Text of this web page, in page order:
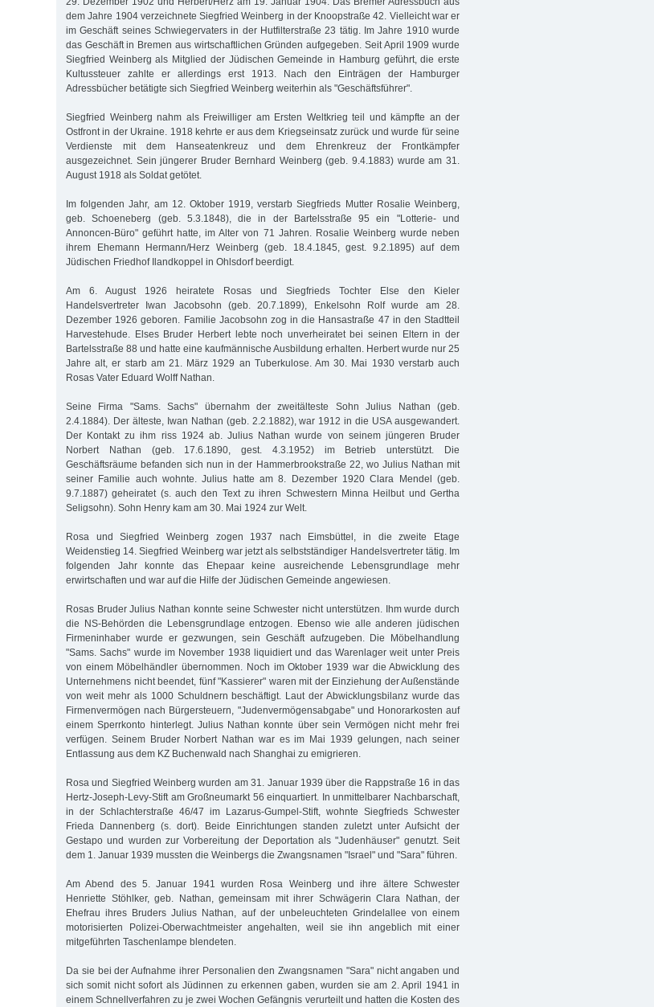
dem Jahre 1904 verzeichnete Siegfried Weinberg in der Knoopstraße 42. Vielleicht war er
im Geschäft seines Schwiegervaters in der Hutfilterstraße 23 tätig. Im Jahre 1910 wurde
das Geschäft in Bremen aus wirtschaftlichen Gründen aufgegeben. Seit April 1909 wurde
Siegfried Weinberg als Mitglied der Jüdischen Gemeinde in Hamburg geführt, die erste
Kultussteuer zahlte er allerdings erst 1913. Nach den Einträgen der Hamburger
Adressbücher betätigte sich Siegfried Weinberg weiterhin als "Geschäftsführer".
Siegfried Weinberg nahm als Freiwilliger am Ersten Weltkrieg teil und kämpfte an der
Ostfront in der Ukraine. 1918 kehrte er aus dem Kriegseinsatz zurück und wurde für seine
Verdienste mit dem Hanseatenkreuz und dem Ehrenkreuz der Frontkämpfer
ausgezeichnet. Sein jüngerer Bruder Bernhard Weinberg (geb. 9.4.1883) wurde am 31.
August 1918 als Soldat getötet.
Im folgenden Jahr, am 12. Oktober 1919, verstarb Siegfrieds Mutter Rosalie Weinberg,
geb. Schoeneberg (geb. 5.3.1848), die in der Bartelsstraße 95 ein "Lotterie- und
Annoncen-Büro" geführt hatte, im Alter von 71 Jahren. Rosalie Weinberg wurde neben
ihrem Ehemann Hermann/Herz Weinberg (geb. 18.4.1845, gest. 9.2.1895) auf dem
Jüdischen Friedhof Ilandkoppel in Ohlsdorf beerdigt.
Am 6. August 1926 heiratete Rosas und Siegfrieds Tochter Else den Kieler
Handelsvertreter Iwan Jacobsohn (geb. 20.7.1899), Enkelsohn Rolf wurde am 28.
Dezember 1926 geboren. Familie Jacobsohn zog in die Hansastraße 47 in den Stadtteil
Harvestehude. Elses Bruder Herbert lebte noch unverheiratet bei seinen Eltern in der
Bartelsstraße 88 und hatte eine kaufmännische Ausbildung erhalten. Herbert wurde nur 25
Jahre alt, er starb am 21. März 1929 an Tuberkulose. Am 30. Mai 1930 verstarb auch
Rosas Vater Eduard Wolff Nathan.
Seine Firma "Sams. Sachs" übernahm der zweitälteste Sohn Julius Nathan (geb.
2.4.1884). Der älteste, Iwan Nathan (geb. 2.2.1882), war 1912 in die USA ausgewandert.
Der Kontakt zu ihm riss 1924 ab. Julius Nathan wurde von seinem jüngeren Bruder
Norbert Nathan (geb. 17.6.1890, gest. 4.3.1952) im Betrieb unterstützt. Die
Geschäftsräume befanden sich nun in der Hammerbrookstraße 22, wo Julius Nathan mit
seiner Familie auch wohnte. Julius hatte am 8. Dezember 1920 Clara Mendel (geb.
9.7.1887) geheiratet (s. auch den Text zu ihren Schwestern Minna Heilbut und Gertha
Seligsohn). Sohn Henry kam am 30. Mai 1924 zur Welt.
Rosa und Siegfried Weinberg zogen 1937 nach Eimsbüttel, in die zweite Etage
Weidenstieg 14. Siegfried Weinberg war jetzt als selbstständiger Handelsvertreter tätig. Im
folgenden Jahr konnte das Ehepaar keine ausreichende Lebensgrundlage mehr
erwirtschaften und war auf die Hilfe der Jüdischen Gemeinde angewiesen.
Rosas Bruder Julius Nathan konnte seine Schwester nicht unterstützen. Ihm wurde durch
die NS-Behörden die Lebensgrundlage entzogen. Ebenso wie alle anderen jüdischen
Firmeninhaber wurde er gezwungen, sein Geschäft aufzugeben. Die Möbelhandlung
"Sams. Sachs" wurde im November 1938 liquidiert und das Warenlager weit unter Preis
von einem Möbelhändler übernommen. Noch im Oktober 1939 war die Abwicklung des
Unternehmens nicht beendet, fünf "Kassierer" waren mit der Einziehung der Außenstände
von weit mehr als 1000 Schuldnern beschäftigt. Laut der Abwicklungsbilanz wurde das
Firmenvermögen nach Bürgersteuern, "Judenvermögensabgabe" und Honorarkosten auf
einem Sperrkonto hinterlegt. Julius Nathan konnte über sein Vermögen nicht mehr frei
verfügen. Seinem Bruder Norbert Nathan war es im Mai 1939 gelungen, nach seiner
Entlassung aus dem KZ Buchenwald nach Shanghai zu emigrieren.
Rosa und Siegfried Weinberg wurden am 31. Januar 1939 über die Rappstraße 16 in das
Hertz-Joseph-Levy-Stift am Großneumarkt 56 einquartiert. In unmittelbarer Nachbarschaft,
in der Schlachterstraße 46/47 im Lazarus-Gumpel-Stift, wohnte Siegfrieds Schwester
Frieda Dannenberg (s. dort). Beide Einrichtungen standen zuletzt unter Aufsicht der
Gestapo und wurden zur Vorbereitung der Deportation als "Judenhäuser" genutzt. Seit
dem 1. Januar 1939 mussten die Weinbergs die Zwangsnamen "Israel" und "Sara" führen.
Am Abend des 5. Januar 1941 wurden Rosa Weinberg und ihre ältere Schwester
Henriette Stöhlker, geb. Nathan, gemeinsam mit ihrer Schwägerin Clara Nathan, der
Ehefrau ihres Bruders Julius Nathan, auf der unbeleuchteten Grindelallee von einem
motorisierten Polizei-Oberwachtmeister angehalten, weil sie ihn angeblich mit einer
mitgeführten Taschenlampe blendeten.
Da sie bei der Aufnahme ihrer Personalien den Zwangsnamen "Sara" nicht angaben und
sich somit nicht sofort als Jüdinnen zu erkennen gaben, wurden sie am 2. April 1941 in
einem Schnellverfahren zu je zwei Wochen Gefängnis verurteilt und hatten die Kosten des